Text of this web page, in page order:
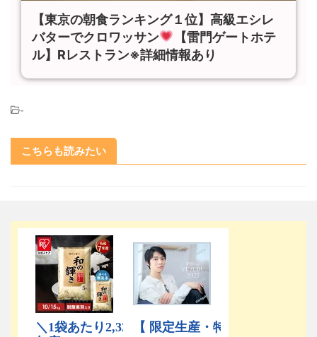
【東京の朝食ランキング１位】高級エシレ
バターでクロワッサン
【雷門ゲートホテ
ル】Rレストラン※詳細情報あり
-
こちらも読みたい